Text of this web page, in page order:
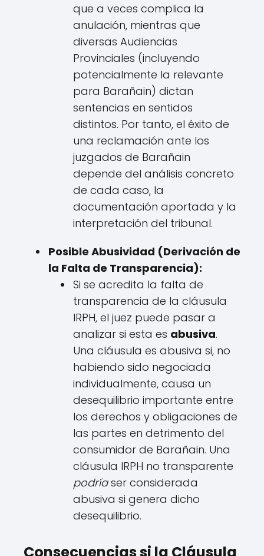
que a veces complica la
anulación, mientras que
diversas Audiencias
Provinciales (incluyendo
potencialmente la relevante
para Barañain) dictan
sentencias en sentidos
distintos. Por tanto, el éxito de
una reclamación ante los
juzgados de Barañain
depende del análisis concreto
de cada caso, la
documentación aportada y la
interpretación del tribunal.
Posible Abusividad (Derivación de
la Falta de Transparencia):
Si se acredita la falta de
transparencia de la cláusula
IRPH, el juez puede pasar a
analizar si esta es abusiva.
Una cláusula es abusiva si, no
habiendo sido negociada
individualmente, causa un
desequilibrio importante entre
los derechos y obligaciones de
las partes en detrimento del
consumidor de Barañain. Una
cláusula IRPH no transparente
podríaser considerada
abusiva si genera dicho
desequilibrio.
Consecuencias si la Cláusula